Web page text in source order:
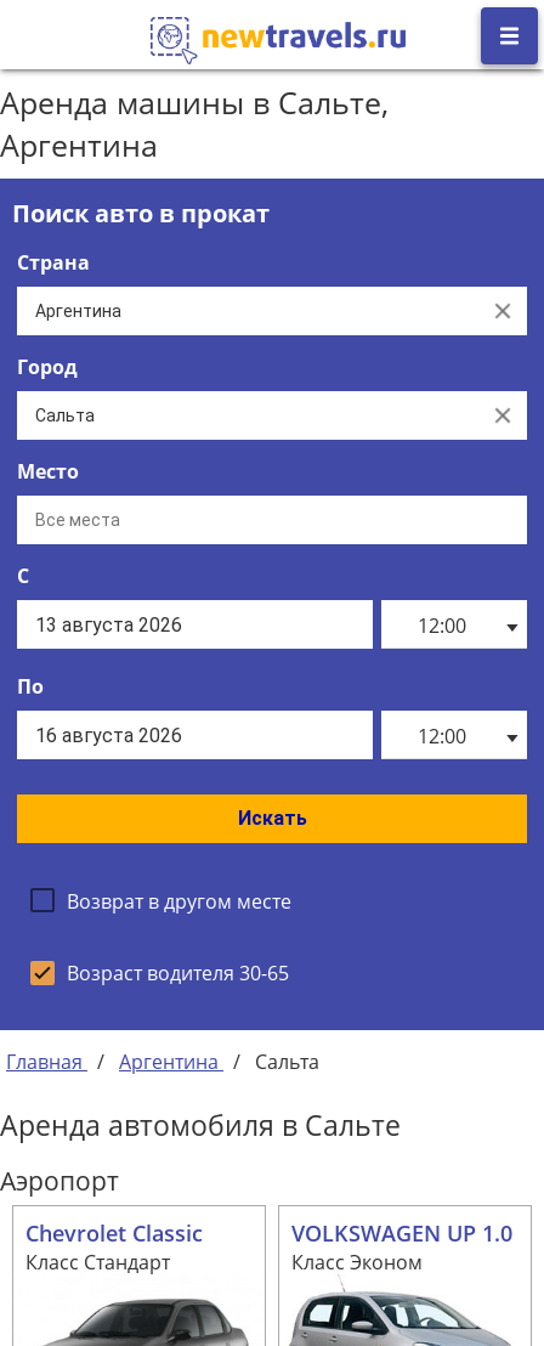
Аренда машины в Сальте,
Аргентина
Поиск авто в прокат
Страна
Clear
Город
Clear
Место
С
12:00
По
12:00
Искать
Возврат в другом месте
Возраст водителя 30-65
Главная / Аргентина / Сальта
Аренда автомобиля в Сальте
Аэропорт
Chevrolet Classic
Класс Стандарт
VOLKSWAGEN UP 1.0
Класс Эконом